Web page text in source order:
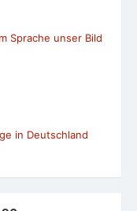
Sprache unser Bild
in Deutschland